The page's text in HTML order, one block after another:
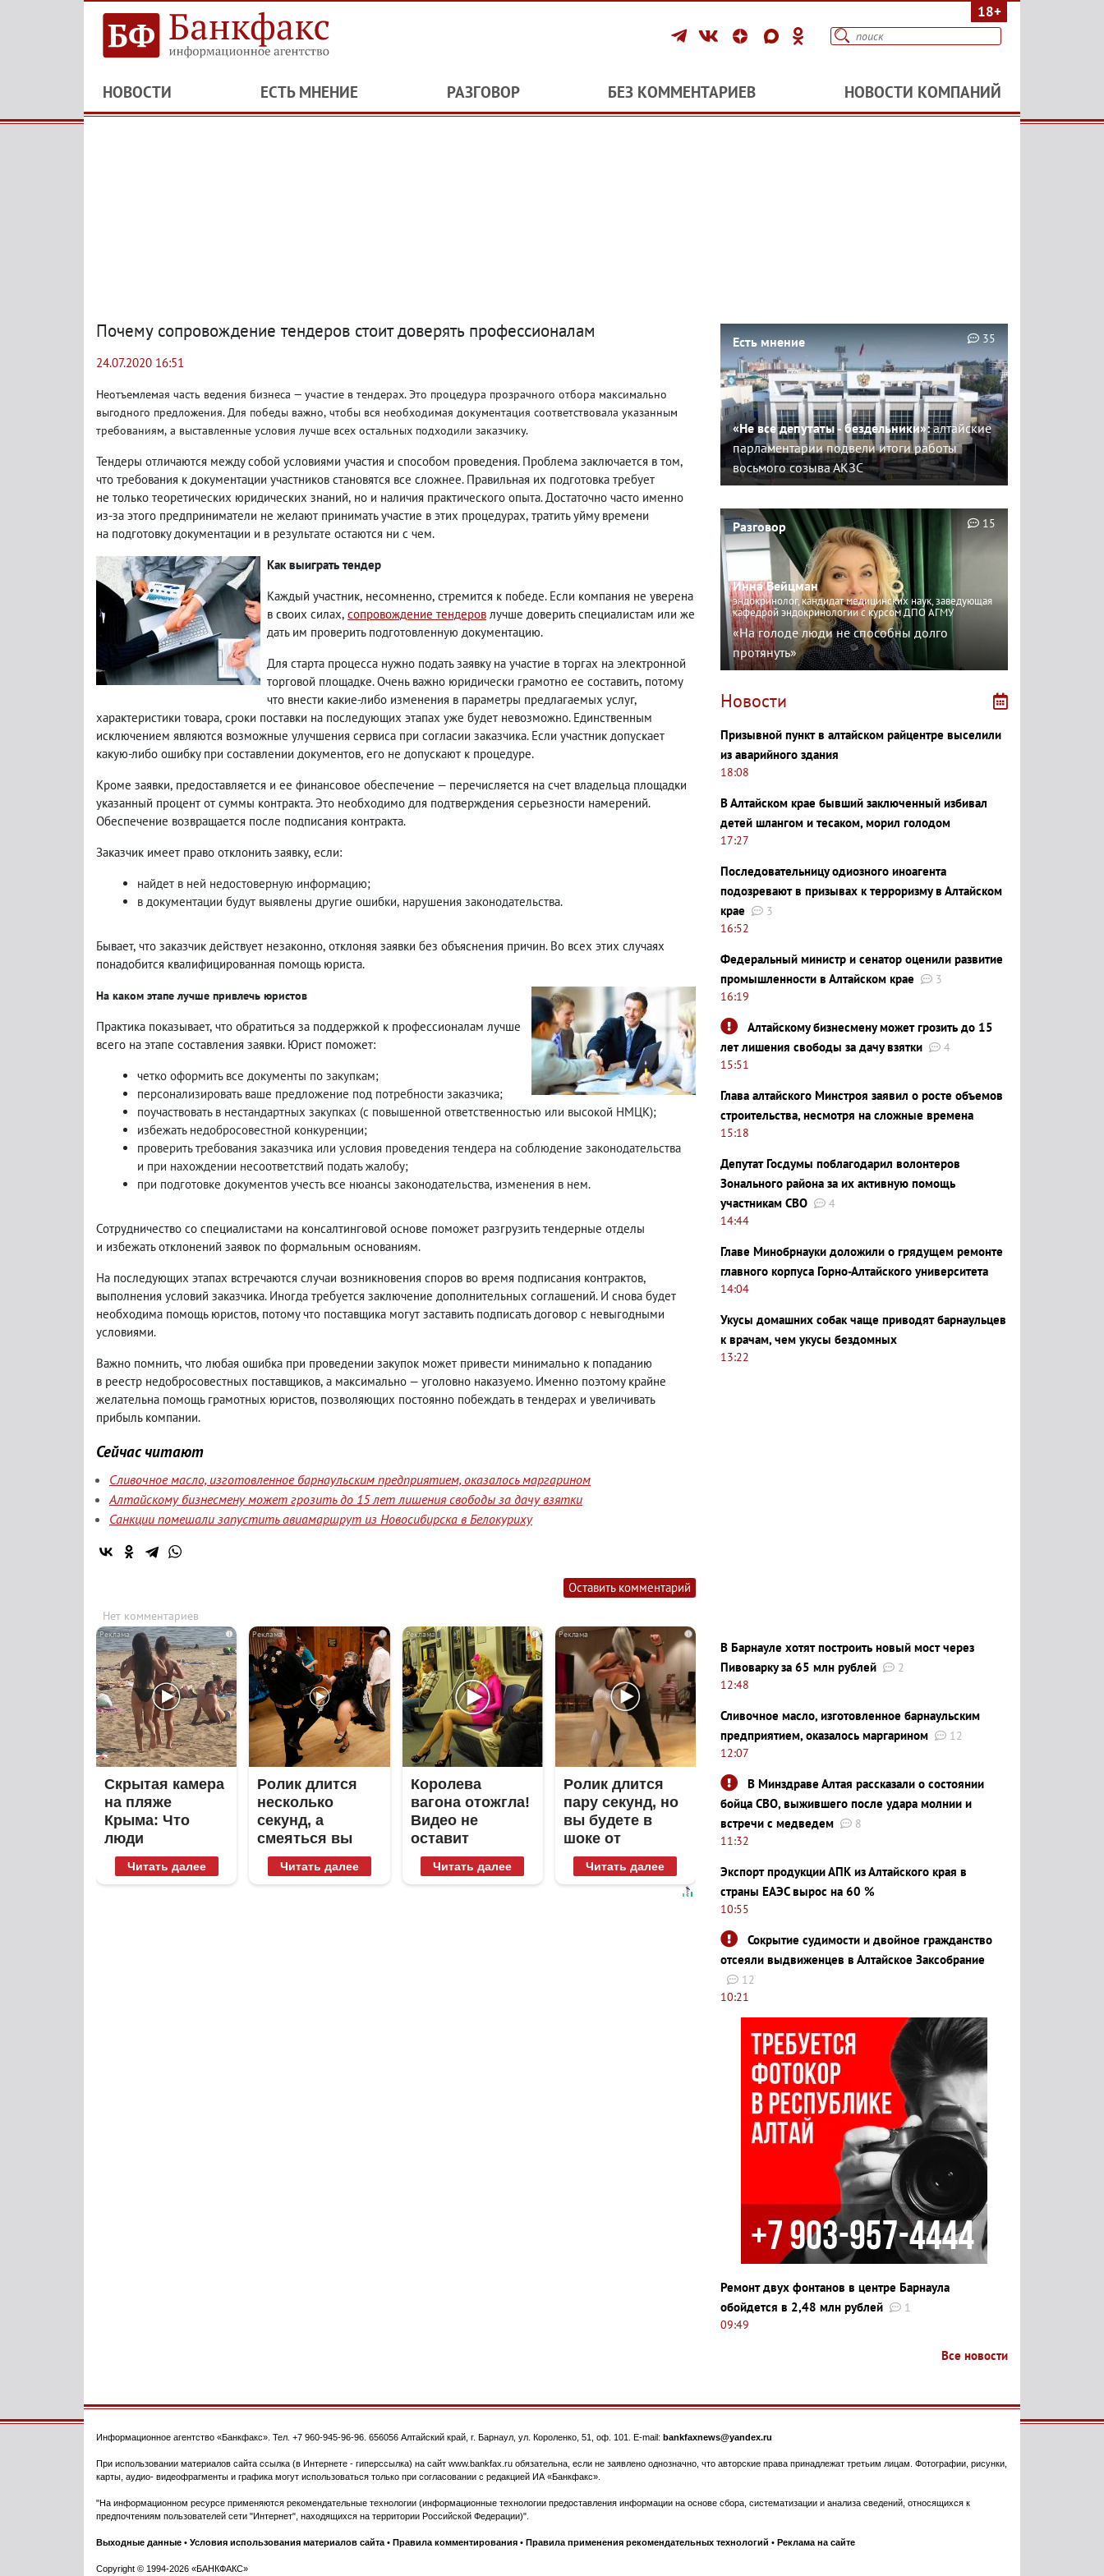
18+
НОВОСТИ ЕСТЬ МНЕНИЕ РАЗГОВОР БЕЗ КОММЕНТАРИЕВ НОВОСТИ КОМПАНИЙ
Почему сопровождение тендеров стоит доверять профессионалам
24.07.2020 16:51
Неотъемлемая часть ведения бизнеса — участие в тендерах. Это процедура прозрачного отбора максимально
выгодного предложения. Для победы важно, чтобы вся необходимая документация соответствовала указанным
требованиям, а выставленные условия лучше всех остальных подходили заказчику.
Тендеры отличаются между собой условиями участия и способом проведения. Проблема заключается в том,
что требования к документации участников становятся все сложнее. Правильная их подготовка требует
не только теоретических юридических знаний, но и наличия практического опыта. Достаточно часто именно
из-за этого предприниматели не желают принимать участие в этих процедурах, тратить уйму времени
на подготовку документации и в результате остаются ни с чем.
Как выиграть тендер
Каждый участник, несомненно, стремится к победе. Если компания не уверена
в своих силах, сопровождение тендеров лучше доверить специалистам или же
дать им проверить подготовленную документацию.
Для старта процесса нужно подать заявку на участие в торгах на электронной
торговой площадке. Очень важно юридически грамотно ее составить, потому
что внести какие-либо изменения в параметры предлагаемых услуг,
характеристики товара, сроки поставки на последующих этапах уже будет невозможно. Единственным
исключением являются возможные улучшения сервиса при согласии заказчика. Если участник допускает
какую-либо ошибку при составлении документов, его не допускают к процедуре.
Кроме заявки, предоставляется и ее финансовое обеспечение — перечисляется на счет владельца площадки
указанный процент от суммы контракта. Это необходимо для подтверждения серьезности намерений.
Обеспечение возвращается после подписания контракта.
Заказчик имеет право отклонить заявку, если:
найдет в ней недостоверную информацию;
в документации будут выявлены другие ошибки, нарушения законодательства.
Бывает, что заказчик действует незаконно, отклоняя заявки без объяснения причин. Во всех этих случаях
понадобится квалифицированная помощь юриста.
На каком этапе лучше привлечь юристов
Практика показывает, что обратиться за поддержкой к профессионалам лучше
всего на этапе составления заявки. Юрист поможет:
четко оформить все документы по закупкам;
персонализировать ваше предложение под потребности заказчика;
поучаствовать в нестандартных закупках (с повышенной ответственностью или высокой НМЦК);
избежать недобросовестной конкуренции;
проверить требования заказчика или условия проведения тендера на соблюдение законодательства
и при нахождении несоответствий подать жалобу;
при подготовке документов учесть все нюансы законодательства, изменения в нем.
Сотрудничество со специалистами на консалтинговой основе поможет разгрузить тендерные отделы
и избежать отклонений заявок по формальным основаниям.
На последующих этапах встречаются случаи возникновения споров во время подписания контрактов,
выполнения условий заказчика. Иногда требуется заключение дополнительных соглашений. И снова будет
необходима помощь юристов, потому что поставщика могут заставить подписать договор с невыгодными
условиями.
Важно помнить, что любая ошибка при проведении закупок может привести минимально к попаданию
в реестр недобросовестных поставщиков, а максимально — уголовно наказуемо. Именно поэтому крайне
желательна помощь грамотных юристов, позволяющих постоянно побеждать в тендерах и увеличивать
прибыль компании.
Сейчас читают
Сливочное масло, изготовленное барнаульским предприятием, оказалось маргарином
Алтайскому бизнесмену может грозить до 15 лет лишения свободы за дачу взятки
Санкции помешали запустить авиамаршрут из Новосибирска в Белокуриху
Оставить комментарий
Нет комментариев
i
Скрытая камера
на пляже
Крыма: Что
люди
вытворяют,
когда их не
Читать далее
i
Ролик длится
несколько
секунд, а
смеяться вы
будете долго
Читать далее
i
Королева
вагона отожгла!
Видео не
оставит
равнодушным
Читать далее
i
Ролик длится
пару секунд, но
вы будете в
шоке от
увиденного
Читать далее
Есть мнение
«Не все депутаты - бездельники»:алтайские
парламентарии подвели итоги работы
восьмого созыва АКЗС
35
Разговор
Инна Вейцман
эндокринолог, кандидат медицинских наук, заведующая
кафедрой эндокринологии с курсом ДПО АГМУ
«На голоде люди не способны долго
протянуть»
15
Новости
Призывной пункт в алтайском райцентре выселили
из аварийного здания
18:08
В Алтайском крае бывший заключенный избивал
детей шлангом и тесаком, морил голодом
17:27
Последовательницу одиозного иноагента
подозревают в призывах к терроризму в Алтайском
крае
3
16:52
Федеральный министр и сенатор оценили развитие
промышленности в Алтайском крае
3
16:19
Алтайскому бизнесмену может грозить до 15
лет лишения свободы за дачу взятки
4
15:51
Глава алтайского Минстроя заявил о росте объемов
строительства, несмотря на сложные времена
15:18
Депутат Госдумы поблагодарил волонтеров
Зонального района за их активную помощь
участникам СВО
4
14:44
Главе Минобрнауки доложили о грядущем ремонте
главного корпуса Горно-Алтайского университета
14:04
Укусы домашних собак чаще приводят барнаульцев
к врачам, чем укусы бездомных
13:22
В Барнауле хотят построить новый мост через
Пивоварку за 65 млн рублей
2
12:48
Сливочное масло, изготовленное барнаульским
предприятием, оказалось маргарином
12
12:07
В Минздраве Алтая рассказали о состоянии
бойца СВО, выжившего после удара молнии и
встречи с медведем
8
11:32
Экспорт продукции АПК из Алтайского края в
страны ЕАЭС вырос на 60 %
10:55
Сокрытие судимости и двойное гражданство
отсеяли выдвиженцев в Алтайское Заксобрание
12
10:21
Ремонт двух фонтанов в центре Барнаула
обойдется в 2,48 млн рублей
1
09:49
Все новости
Информационное агентство «Банкфакс» . Тел. +7 960-945-96-96 656056 Алтайский край, г. Барнаул ул. Короленко, 51, оф. 101 . E-mail: bankfaxnews@yandex.ru
При использовании материалов сайта ссылка (в Интернете - гиперссылка) на сайт www.bankfax.ru обязательна, если не заявлено однозначно, что авторские права принадлежат третьим лицам. Фотографии, рисунки,
карты, аудио- видеофрагменты и графика могут использоваться только при согласовании с редакцией ИА «Банкфакс».
"На информационном ресурсе применяются рекомендательные технологии (информационные технологии предоставления информации на основе сбора, систематизации и анализа сведений, относящихся к
предпочтениям пользователей сети "Интернет", находящихся на территории Российской Федерации)".
Выходные данные • Условия использования материалов сайта • Правила комментирования • Правила применения рекомендательных технологий • Реклама на сайте
Copyright © 1994-2026 «БАНКФАКС»